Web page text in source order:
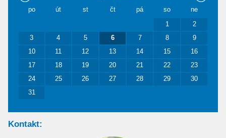
po út st čt pá so ne
1
2
3
4 5 6 7 8
9
10
11 12 13 14 15
16
17
18 19 20 21 22
23
24
25 26 27 28 29
30
31
Kontakt: